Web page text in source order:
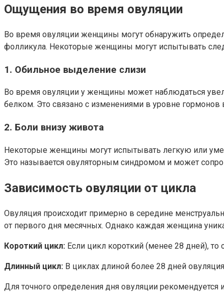
Ощущения во время овуляции
Во время овуляции женщины могут обнаружить
фолликула. Некоторые женщины могут испытывать
1. Обильное выделение слизи
Во время овуляции у женщины может наблюдаться
белком. Это связано с изменениями в уровне гормонов
2. Боли внизу живота
Некоторые женщины могут испытывать легкую или
Это называется овуляторным синдромом и может
Зависимость овуляции от цикла
Овуляция происходит примерно в середине
от первого дня месячных. Однако каждая женщина
Короткий цикл: Если цикл короткий (менее 28 дней),
Длинный цикл: В циклах длиной более 28 дней
Для точного определения дня овуляции